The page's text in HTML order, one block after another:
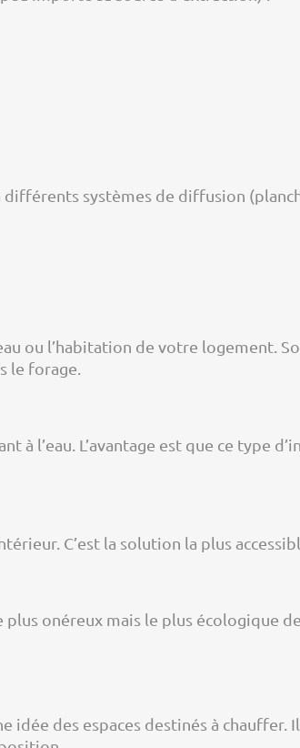
systèmes de diffusion
ou l’habitation de votre logement.
le forage.
l’eau. L’avantage est que ce type
C’est la solution la plus
onéreux mais le plus écologique
idée des espaces destinés à chauffer.